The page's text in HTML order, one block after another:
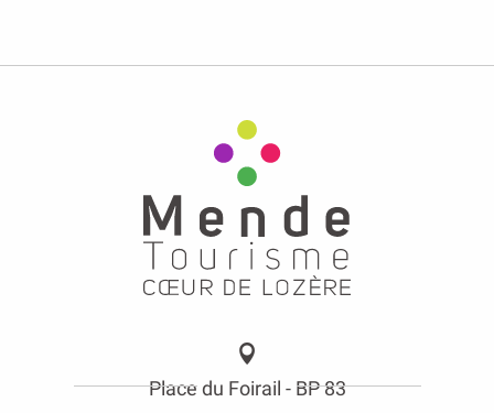
Place du Foirail - BP 83